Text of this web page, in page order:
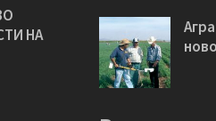
НА